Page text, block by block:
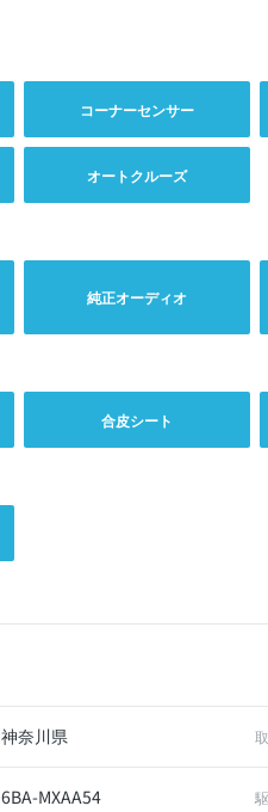
コーナーセンサー
オートクルーズ
純正オーディオ
合皮シート
神奈川県
6BA-MXAA54